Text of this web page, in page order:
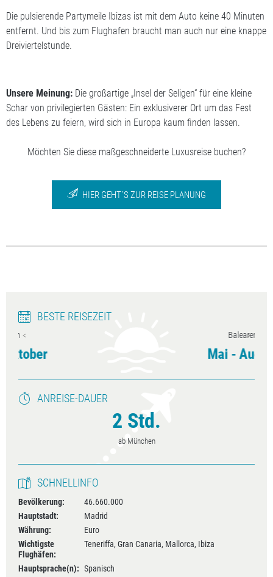
Die pulsierende Partymeile Ibizas ist mit dem Auto keine 40 Minuten
entfernt. Und bis zum Flughafen braucht man auch nur eine knappe
Dreiviertelstunde.
Unsere Meinung: Die großartige „Insel der Seligen“ für eine kleine
Schar von privilegierten Gästen: Ein exklusiverer Ort um das Fest
des Lebens zu feiern, wird sich in Europa kaum finden lassen.
Möchten Sie diese maßgeschneiderte Luxusreise buchen?
HIER GEHT´S ZUR REISE PLANUNG
BESTE REISEZEIT
ANREISE-DAUER
2 Std.
ab München
SCHNELLINFO
Bevölkerung:
46.660.000
Hauptstadt:
Madrid
Währung:
Euro
Wichtigste
Flughäfen:
Teneriffa, Gran Canaria, Mallorca, Ibiza
Hauptsprache(n): Spanisch